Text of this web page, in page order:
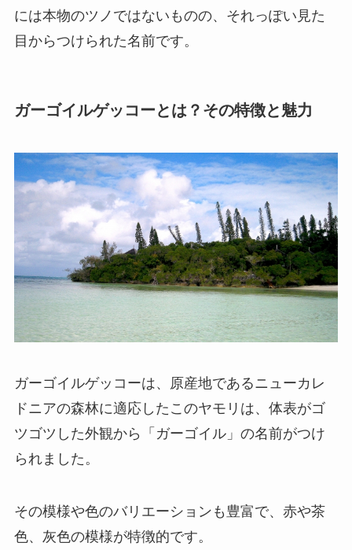
には本物のツノではないものの、それっぽい見た
目からつけられた名前です。
ガーゴイルゲッコーとは？その特徴と魅力
ガーゴイルゲッコーは、原産地であるニューカレ
ドニアの森林に適応したこのヤモリは、体表がゴ
ツゴツした外観から「ガーゴイル」の名前がつけ
られました。
その模様や色のバリエーションも豊富で、赤や茶
色、灰色の模様が特徴的です。